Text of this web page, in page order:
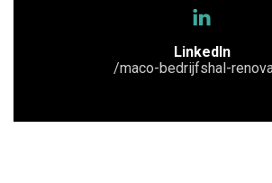
LinkedIn
/maco-bedrijfshal-